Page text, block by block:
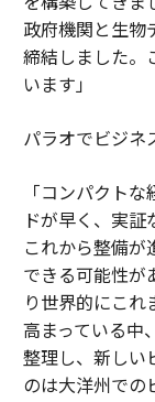
政府機関と生物
締結しました。
います」
パラオでビジネ
「コンパクト
ドが早く、実
これから整備
できる可能性が
り世界的にこ
高まっている中
整理し、新しい
のは大洋州での